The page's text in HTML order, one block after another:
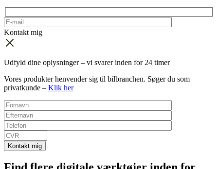
Kontakt mig
Udfyld dine oplysninger – vi svarer inden for 24 timer
Vores produkter henvender sig til bilbranchen. Søger du som
privatkunde – Klik her
Kontakt mig